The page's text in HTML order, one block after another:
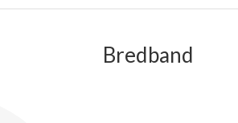
Bredband